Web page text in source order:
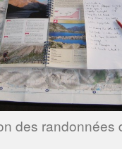
des randonnées